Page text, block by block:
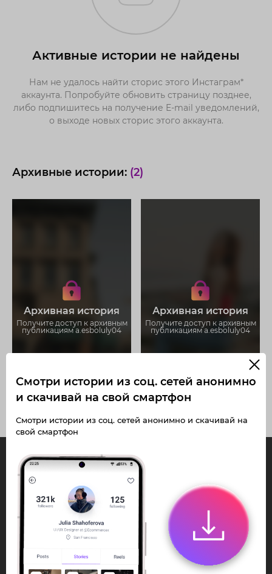
Активные истории не найдены
Нам не удалось найти сторис этого Инстаграм*
аккаунта. Попробуйте обновить страницу позднее,
либо подпишитесь на получение E-mail уведомлений,
о выходе новых сторис этого аккаунта.
Архивные истории: (2)
Архивная история
Получите доступ к архивным
публикациям a.esboluly04
Получите доступ к архивным
историям a.esboluly04
Не отвлекайтесь на рекламу
Загружайте истории без
ограничений
Архивная история
Получите доступ к архивным
публикациям a.esboluly04
Получите доступ к архивным
историям a.esboluly04
Не отвлекайтесь на рекламу
Загружайте истории без
ограничений
InstaPie
Смотри Stories и
скачивай Reels без
ограничений!
Смотри истории из соц. сетей анонимно
и скачивай на свой смартфон
Смотри истории из соц. сетей анонимно и скачивай на
свой смартфон